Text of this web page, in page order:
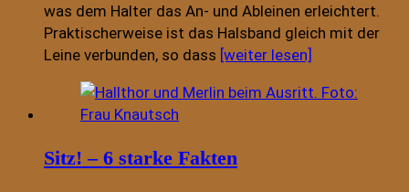
was dem Halter das An- und Ableinen erleichtert.
Praktischerweise ist das Halsband gleich mit der
Leine verbunden, so dass [weiter lesen]
Sitz! – 6 starke Fakten